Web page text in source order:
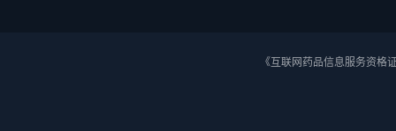
《互联网药品信息服务资